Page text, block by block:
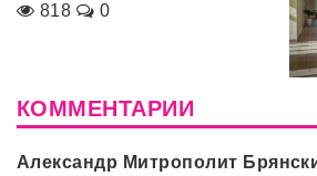
818
0
КОММЕНТАРИИ
Александр Митрополит